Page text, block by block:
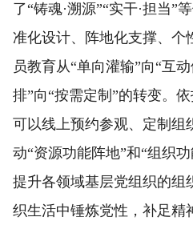
了“铸魂·溯源”“实干·担当”
准化设计、阵地化支撑、个
员教育从“单向灌输”向“互
排”向“按需定制”的转变。
可以线上预约参观、定制组
动“资源功能阵地”和“组织
提升各领域基层党组织的组
织生活中锤炼党性，补足精